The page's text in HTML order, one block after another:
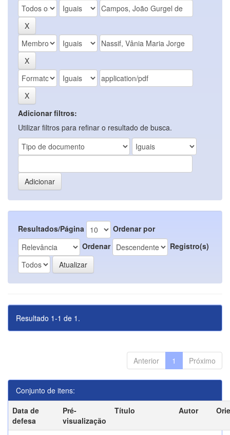
Adicionar filtros:
Utilizar filtros para refinar o resultado de busca.
Resultados/Página
Ordenar por
Ordenar
Registro(s)
Resultado 1-1 de 1.
Anterior 1 Próximo
Conjunto de itens:
Data de
defesa
Pré-
visualização
Título Autor